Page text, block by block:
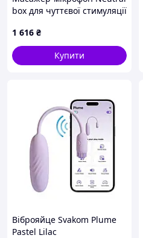
box для чуттєвої стимуляції
1 616 ₴
Купити
Віброяйце Svakom Plume
Pastel Lilac